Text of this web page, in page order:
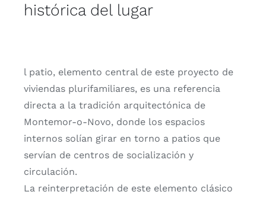
histórica del lugar
l patio, elemento central de este proyecto de
viviendas plurifamiliares, es una referencia
directa a la tradición arquitectónica de
Montemor-o-Novo, donde los espacios
internos solían girar en torno a patios que
servían de centros de socialización y
circulación.
La reinterpretación de este elemento clásico